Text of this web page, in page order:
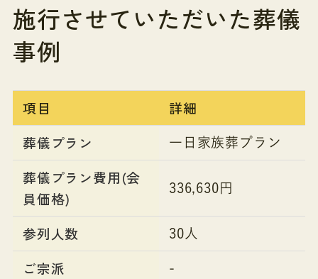
施行させていただいた葬儀
事例
項目
詳細
葬儀プラン
一日家族葬プラン
葬儀プラン費用(会
員価格)
336,630円
参列人数 30人
ご宗派 -